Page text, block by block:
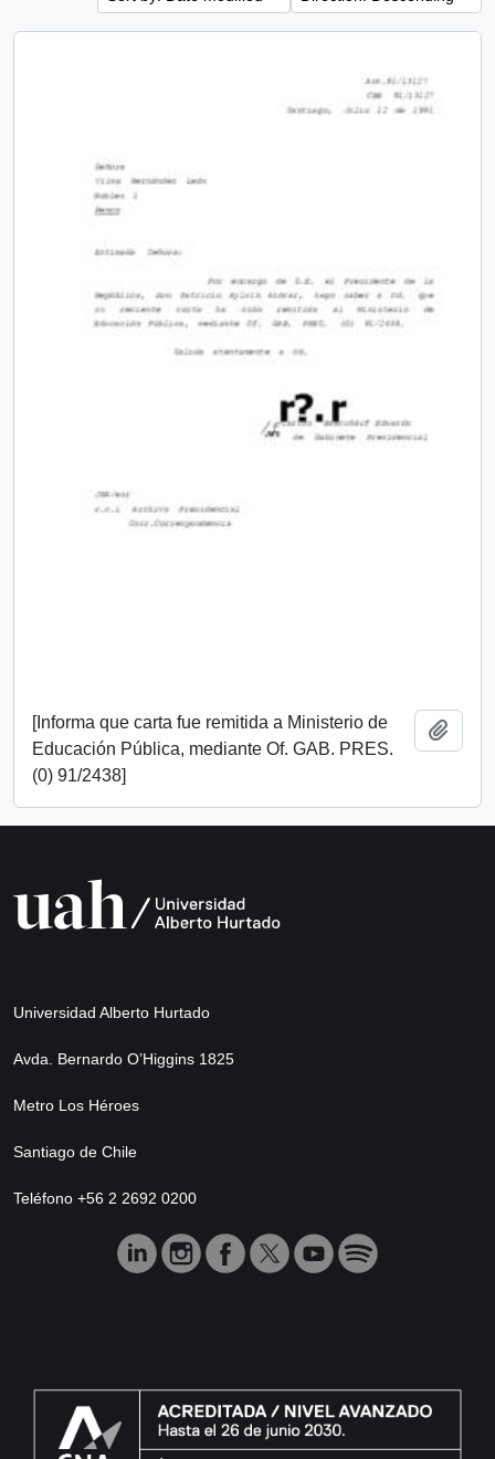
[Informa que carta fue remitida a Ministerio de
Educación Pública, mediante Of. GAB. PRES.
(0) 91/2438]
Universidad Alberto Hurtado
Avda. Bernardo O’Higgins 1825
Metro Los Héroes
Santiago de Chile
Teléfono +56 2 2692 0200